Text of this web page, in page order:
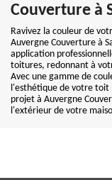
Couverture à
Ravivez la couleur de
Auvergne Couverture à
application
toitures, redonnant à
Avec une gamme de
l'esthétique de votre toit
projet à Auvergne
l'extérieur de votre